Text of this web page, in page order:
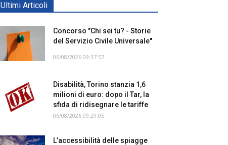
Ultimi Articoli
Concorso "Chi sei tu? - Storie
del Servizio Civile Universale"
06/08/2026 09:37:57
Disabilità, Torino stanzia 1,6
milioni di euro: dopo il Tar, la
sfida di ridisegnare le tariffe
06/08/2026 09:29:05
L’accessibilità delle spiagge